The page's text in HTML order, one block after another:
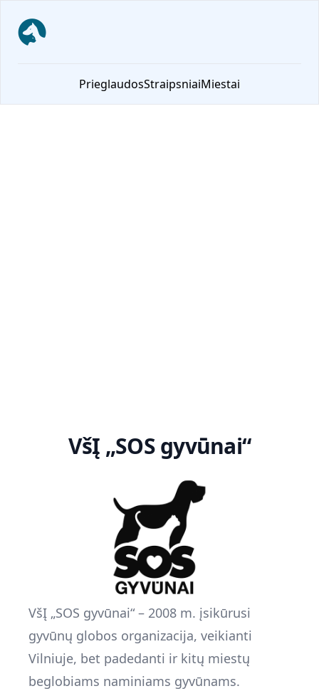
NoriuNamu.lt
PrieglaudosStraipsniaiMiestai
VšĮ „SOS gyvūnai“
VšĮ „SOS gyvūnai“ – 2008 m. įsikūrusi
gyvūnų globos organizacija, veikianti
Vilniuje, bet padedanti ir kitų miestų
beglobiams naminiams gyvūnams.